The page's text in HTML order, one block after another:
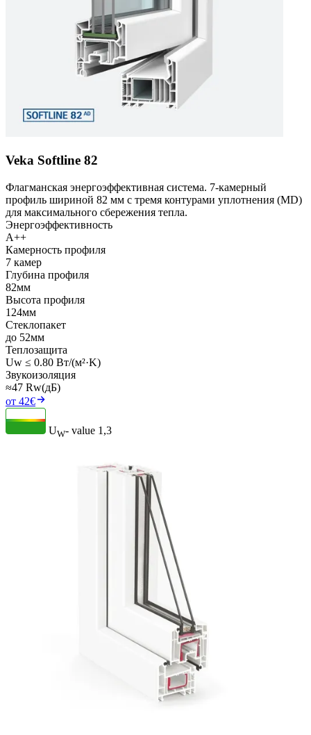
Veka Softline 82
Флагманская энергоэффективная система. 7-камерный
профиль шириной 82 мм с тремя контурами уплотнения (MD)
для максимального сбережения тепла.
Энергоэффективность
A++
Камерность профиля
7 камер
Глубина профиля
82мм
Высота профиля
124мм
Стеклопакет
до 52мм
Теплозащита
Uw ≤ 0.80 Вт/(м²·K)
Звукоизоляция
≈47 Rw(дБ)
от 42€
UW- value 1,3